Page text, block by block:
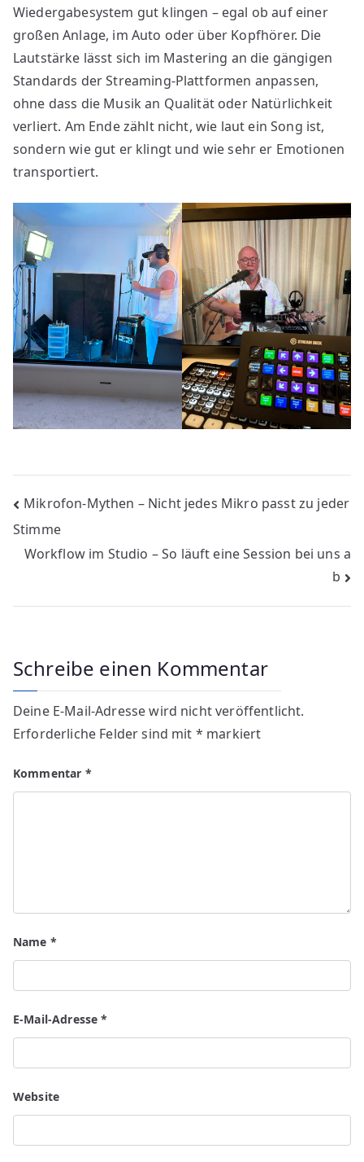
Wiedergabesystem gut klingen – egal ob auf einer
großen Anlage, im Auto oder über Kopfhörer. Die
Lautstärke lässt sich im Mastering an die gängigen
Standards der Streaming-Plattformen anpassen,
ohne dass die Musik an Qualität oder Natürlichkeit
verliert. Am Ende zählt nicht, wie laut ein Song ist,
sondern wie gut er klingt und wie sehr er Emotionen
transportiert.
Beitragsnavigation
Mikrofon-Mythen – Nicht jedes Mikro passt zu jeder
Stimme
Workflow im Studio – So läuft eine Session bei uns a
b
Schreibe einen Kommentar
Deine E-Mail-Adresse wird nicht veröffentlicht.
Erforderliche Felder sind mit * markiert
Kommentar *
Name *
E-Mail-Adresse*
Website